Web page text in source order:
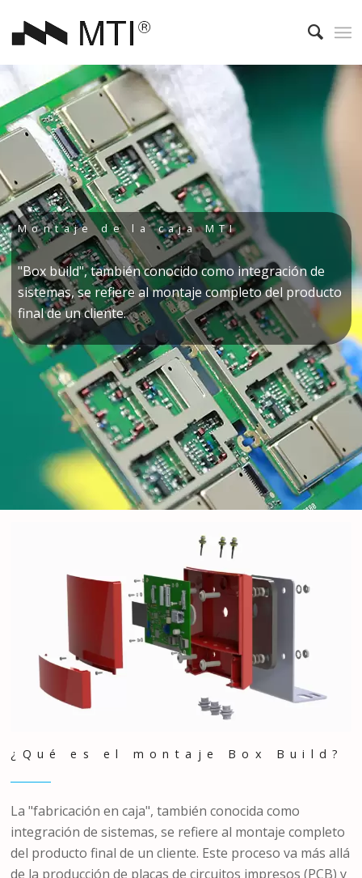
Montaje de la caja MTI
"Box build", también conocido como integración de
sistemas, se refiere al montaje completo del producto
final de un cliente.
¿Qué es el montaje Box Build?
La "fabricación en caja", también conocida como
integración de sistemas, se refiere al montaje completo
del producto final de un cliente. Este proceso va más allá
de la producción de placas de circuitos impresos (PCB) y